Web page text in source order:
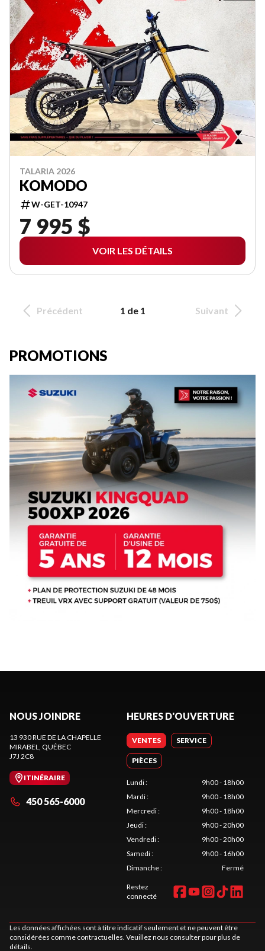
TALARIA 2026
KOMODO
W-GET-10947
7 995 $
VOIR LES DÉTAILS
Précédent 1 de 1 Suivant
PROMOTIONS
NOUS JOINDRE
13 930 RUE DE LA CHAPELLE
MIRABEL, QUÉBEC
J7J 2C8
ITINÉRAIRE
450 565-6000
HEURES D'OUVERTURE
VENTES SERVICE
PIÈCES
Lundi:
9h00 - 18h00
Mardi:
9h00 - 18h00
Mercredi:
9h00 - 18h00
Jeudi:
9h00 - 20h00
Vendredi:
9h00 - 20h00
Samedi:
9h00 - 16h00
Dimanche: Fermé
Restez
connecté
Les données affichées sont à titre indicatif seulement et ne peuvent être
considérées comme contractuelles. Veuillez nous consulter pour plus de
détails.